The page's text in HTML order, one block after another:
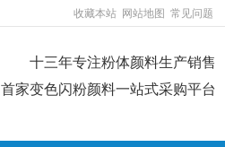
收藏本站 网站地图 常见问题
十三年专注粉体颜料生产销售
首家变色闪粉颜料一站式采购平台